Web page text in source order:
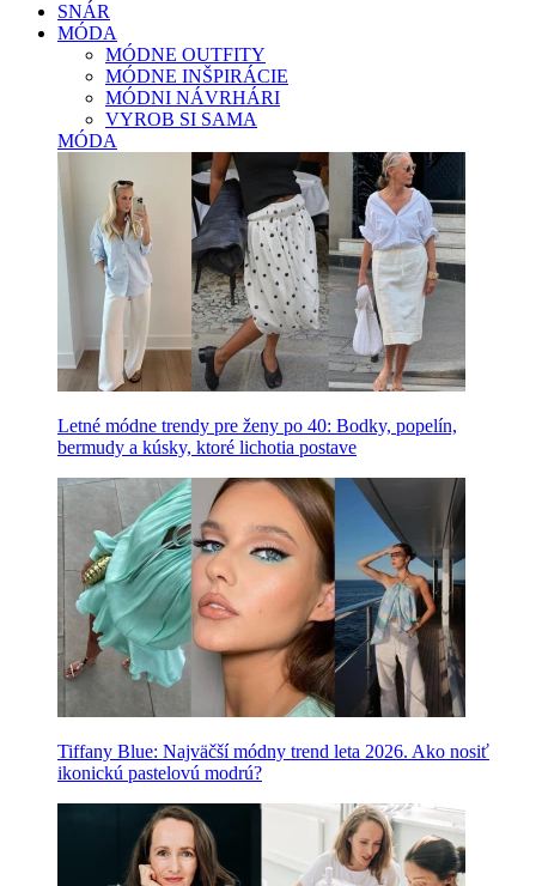
SNÁR
MÓDA
MÓDNE OUTFITY
MÓDNE INŠPIRÁCIE
MÓDNI NÁVRHÁRI
VYROB SI SAMA
MÓDA
Letné módne trendy pre ženy po 40: Bodky, popelín,
bermudy a kúsky, ktoré lichotia postave
Tiffany Blue: Najväčší módny trend leta 2026. Ako nosiť
ikonickú pastelovú modrú?